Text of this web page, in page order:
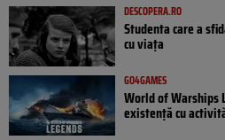
DESCOPERA.RO
Studenta care a
cu viața
GO4GAMES
World of Warships
existență cu